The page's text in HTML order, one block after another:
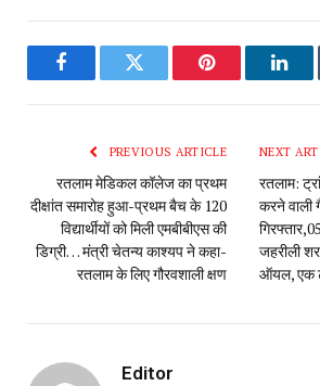
FacebookTwitter Pinterest
PREVIOUS ARTICLE
रतलाम मेडिकल कॉलेज का प्रथम
दीक्षांत समारोह हुआ-प्रथम बैच के 120
विद्यार्थीयों को मिली एमबीबीएस की
डिग्री… मंत्री चेतन्य काश्यप ने कहा-
रतलाम के लिए गौरवशाली क्षण
NEXT
रतलाम:
करने वाली
जहरीली
ऑयल, एक
Editor